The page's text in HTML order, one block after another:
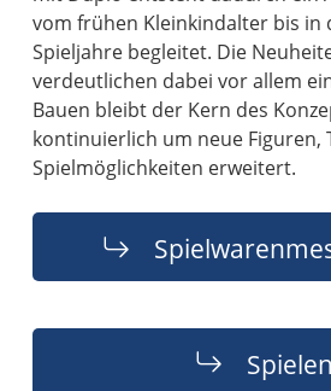
vom frühen Kleinkindalter bis in
Spieljahre begleitet. Die
verdeutlichen dabei vor allem
Bauen bleibt der Kern des
kontinuierlich um neue Figuren,
Spielmöglichkeiten erweitert.
Spielen